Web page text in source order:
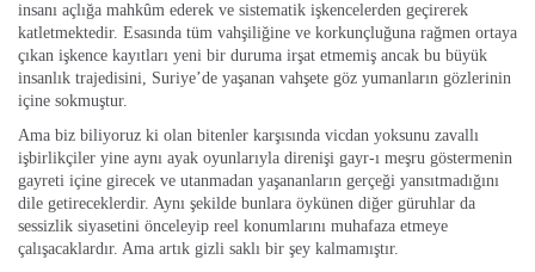
insanı açlığa mahkûm ederek ve sistematik işkencelerden geçirerek
katletmektedir. Esasında tüm vahşiliğine ve korkunçluğuna rağmen ortaya
çıkan işkence kayıtları yeni bir duruma irşat etmemiş ancak bu büyük
insanlık trajedisini, Suriye’de yaşanan vahşete göz yumanların gözlerinin
içine sokmuştur.
Ama biz biliyoruz ki olan bitenler karşısında vicdan yoksunu zavallı
işbirlikçiler yine aynı ayak oyunlarıyla direnişi gayr-ı meşru göstermenin
gayreti içine girecek ve utanmadan yaşananların gerçeği yansıtmadığını
dile getireceklerdir. Aynı şekilde bunlara öykünen diğer güruhlar da
sessizlik siyasetini önceleyip reel konumlarını muhafaza etmeye
çalışacaklardır. Ama artık gizli saklı bir şey kalmamıştır.